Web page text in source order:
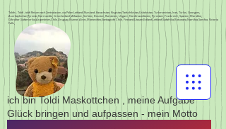
ich bin Toldi Maskottchen , meine Aufgabe
Glück bringen und aufpassen - mein Motto
Toldis - Toldi - toldi Reisen nach Zentralasien, via Polen Lettland, Russland, Kasachstan, Kirgistan,Tadschikistan,Usbekistan, Turkmenistan, Iran, Türkei, Georgien,
Aserbajdschan,Pyrenän,Normandie, Griechenland, Albanien, Serbien, Bosnien, Rumänien, Ungarn, Nordmazedonien, Pyrenäen, Frankreich, Spanien, Marokko,
Gibraltar,Südamerika,Argentinien,Chile,Uruguay,Buenos Aires,Montevideo,Santiago de Chile, Finnland,Litauen,Estland,Lettland,Südafrika,Botswana,Namibia,Sambia, Victoria
Falls,